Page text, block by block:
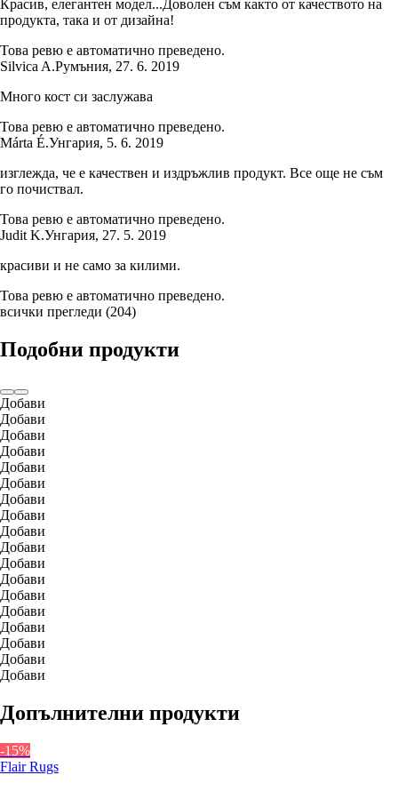
Красив, елегантен модел...Доволен съм както от качеството на
продукта, така и от дизайна!
Това ревю е автоматично преведено.
Silvica A.Румъния, 27. 6. 2019
Много кост си заслужава
Това ревю е автоматично преведено.
Márta É.Унгария, 5. 6. 2019
изглежда, че е качествен и издръжлив продукт. Все още не съм
го почиствал.
Това ревю е автоматично преведено.
Judit K.Унгария, 27. 5. 2019
красиви и не само за килими.
Това ревю е автоматично преведено.
всички прегледи (204)
Подобни продукти
Добави
Добави
Добави
Добави
Добави
Добави
Добави
Добави
Добави
Добави
Добави
Добави
Добави
Добави
Добави
Добави
Добави
Добави
Допълнителни продукти
-15%
Flair Rugs